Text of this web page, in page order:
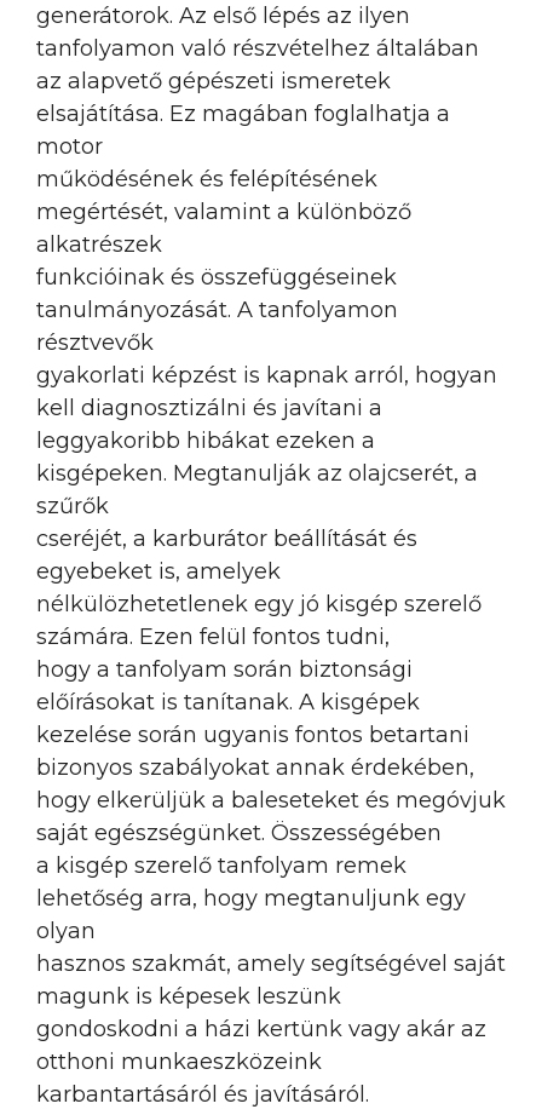
generátorok. Az első lépés az ilyen
tanfolyamon való részvételhez általában
az alapvető gépészeti ismeretek
elsajátítása. Ez magában foglalhatja a
motor
működésének és felépítésének
megértését, valamint a különböző
alkatrészek
funkcióinak és összefüggéseinek
tanulmányozását. A tanfolyamon
résztvevők
gyakorlati képzést is kapnak arról, hogyan
kell diagnosztizálni és javítani a
leggyakoribb hibákat ezeken a
kisgépeken. Megtanulják az olajcserét, a
szűrők
cseréjét, a karburátor beállítását és
egyebeket is, amelyek
nélkülözhetetlenek egy jó kisgép szerelő
számára. Ezen felül fontos tudni,
hogy a tanfolyam során biztonsági
előírásokat is tanítanak. A kisgépek
kezelése során ugyanis fontos betartani
bizonyos szabályokat annak érdekében,
hogy elkerüljük a baleseteket és megóvjuk
saját egészségünket. Összességében
a kisgép szerelő tanfolyam remek
lehetőség arra, hogy megtanuljunk egy
olyan
hasznos szakmát, amely segítségével saját
magunk is képesek leszünk
gondoskodni a házi kertünk vagy akár az
otthoni munkaeszközeink
karbantartásáról és javításáról.